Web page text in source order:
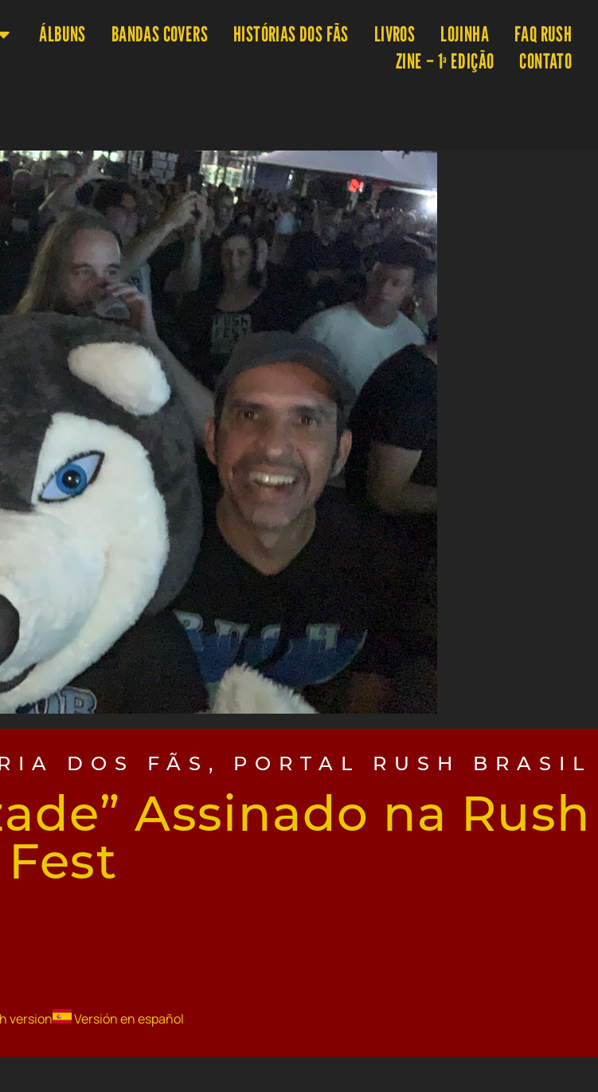
ÁLBUNS BANDAS COVERS HISTÓRIAS DOS FÃS LIVROS LOJINHA
FAQ RUSH
ZINE – 1ª EDIÇÃO
CONTATO
DOS FÃS , PORTAL RUSH BRASIL
Assinado na Rush
Fest
version Versión en español